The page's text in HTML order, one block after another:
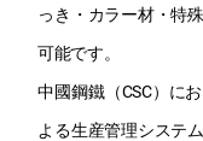
っき・カラー材・特殊
可能です。
中國鋼鐵（CSC）に
よる生産管理システム